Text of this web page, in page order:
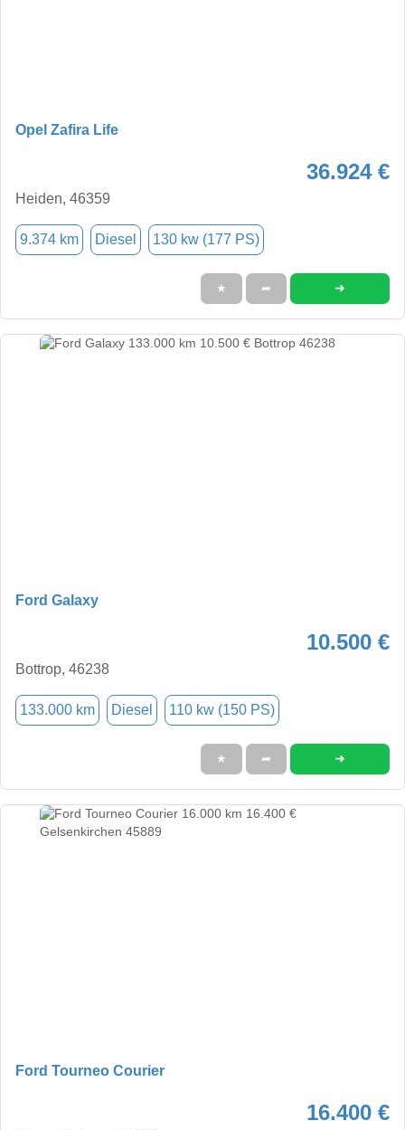
Opel Zafira Life
36.924 €
Heiden, 46359
9.374 km Diesel 130 kw (177 PS)
★ ➦ ➜
Ford Galaxy
10.500 €
Bottrop, 46238
133.000 km Diesel 110 kw (150 PS)
★ ➦ ➜
Ford Tourneo Courier
16.400 €